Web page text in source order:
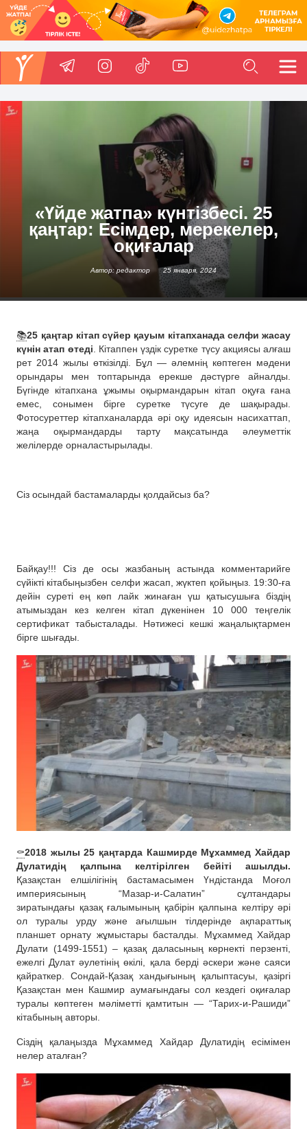
«Үйде жатпа» күнтізбесі. 25
қаңтар: Есімдер, мерекелер,
оқиғалар
Автор: редактор 25 января, 2024
📚25 қаңтар кітап сүйер қауым кітапханада селфи жасау
күнін атап өтеді. Кітаппен үздік суретке түсу акциясы алғаш
рет 2014 жылы өткізілді. Бұл — әлемнің көптеген мәдени
орындары мен топтарында ерекше дәстүрге айналды.
Бүгінде кітапхана ұжымы оқырмандарын кітап оқуға ғана
емес, сонымен бірге суретке түсуге де шақырады.
Фотосуреттер кітапханаларда әрі оқу идеясын насихаттап,
жаңа оқырмандарды тарту мақсатында әлеуметтік
желілерде орналастырылады.
Сіз осындай бастамаларды қолдайсыз ба?
Байқау!!! Сіз де осы жазбаның астында комментарийге
сүйікті кітабыңызбен селфи жасап, жүктеп қойыңыз. 19:30-ға
дейін суреті ең көп лайк жинаған үш қатысушыға біздің
атымыздан кез келген кітап дүкенінен 10 000 теңгелік
сертификат табысталады. Нәтижесі кешкі жаңалықтармен
бірге шығады.
⚰️2018 жылы 25 қаңтарда Кашмирде Мұхаммед Хайдар
Дулатидің қалпына келтірілген бейіті ашылды.
Қазақстан елшілігінің бастамасымен Үндістанда Моғол
империясының “Мазар-и-Салатин” сұлтандары
зиратындағы қазақ ғалымының қабірін қалпына келтіру әрі
ол туралы урду және ағылшын тілдерінде ақпараттық
планшет орнату жұмыстары басталды. Мұхаммед Хайдар
Дулати (1499-1551) – қазақ даласының көрнекті перзенті,
ежелгі Дулат әулетінің өкілі, қала берді әскери және саяси
қайраткер. Сондай-Қазақ хандығының қалыптасуы, қазіргі
Қазақстан мен Кашмир аумағындағы сол кездегі оқиғалар
туралы көптеген мәліметті қамтитын — “Тарих-и-Рашиди”
кітабының авторы.
Сіздің қалаңызда Мұхаммед Хайдар Дулатидің есімімен
нелер аталған?